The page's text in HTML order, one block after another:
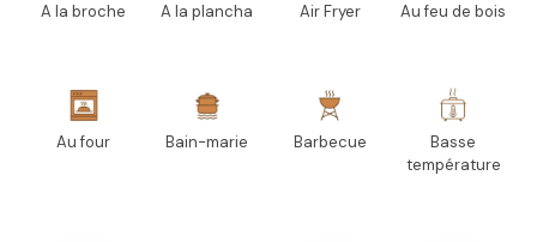
A la broche A la plancha Air Fryer Au feu de bois
Au four Bain-marie Barbecue
Basse
température